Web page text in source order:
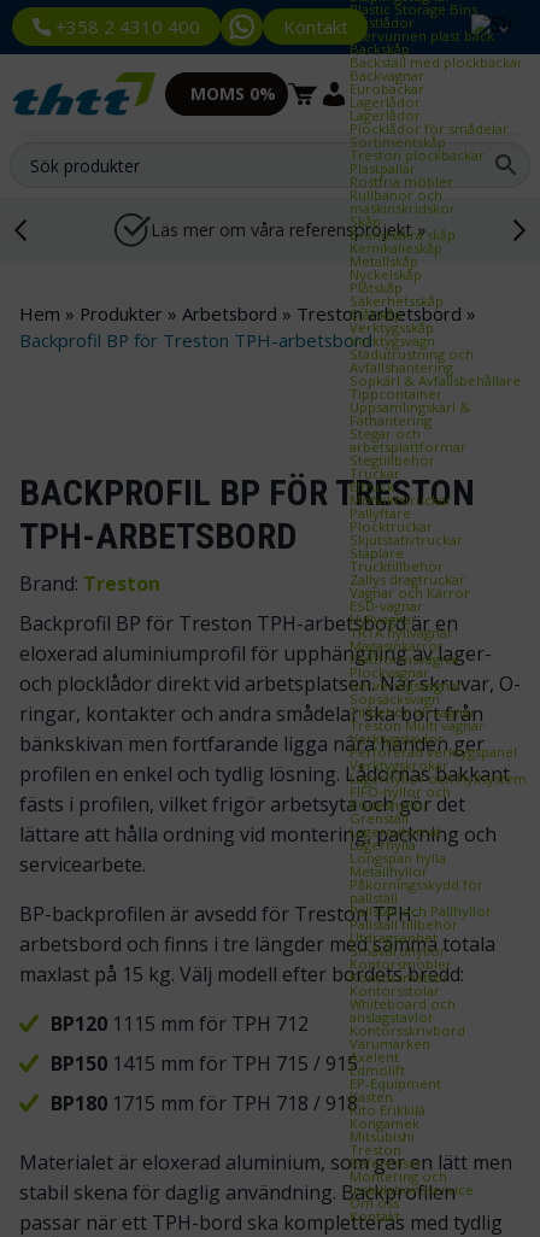
+358 2 4310 400 Kontakt
Plastic Storage Bins
Plastlådor
Återvunnen plast back
Backskåp
Backställ med plockbackar
Backvagnar
Eurobackar
Lagerlådor
Lagerlådor
Plocklådor för smådelar
Sortimentskåp
Treston plockbackar
Plastpallar
Rostfria möbler
Rullbanor och
maskinskridskor
Skåp
Brandsäkra skåp
Kemikalieskåp
Metallskåp
Nyckelskåp
Plåtskåp
Säkerhetsskåp
Stålskåp
Verktygsskåp
Verktygsvagn
Städutrustning och
Avfallshantering
Sopkärl & Avfallsbehållare
Tippcontainer
Uppsamlingskärl &
Fathantering
Stegar och
arbetsplattformar
Stegtillbehör
Truckar
Eltruck
Motviktstruckar
Pallyftare
Plocktruckar
Skjutstativtruckar
Staplare
Trucktillbehör
Zallys dragtruckar
Vagnar och Kärror
ESD‑vagnar
Hyllvagnar
TRTA hyllvagnar
Magasinkärror
Plattformsvagnar
Plockvagnar
Serveringsvagnar
Sopsäcksvagn
Tillbehör till vagnar
Treston Multi vagnar
Verktygstavlor
Perforerad verktygspanel
Verktygskrokar
Lagerhyllor och Hyllsystem
FIFO‑hyllor och
flödeshyllor
Grenställ
Lagerautomat
Lagerhylla
Longspan hylla
Metallhyllor
Påkörningsskydd för
pallställ
Pallställ och Pallhyllor
Pallställ tillbehör
Utdragsenhet
Småvaruhyllor
Kontorsmöbler
Kontorsmattor
Kontorsstolar
Whiteboard och
anslagstavlor
Kontorsskrivbord
Varumärken
Axelent
Edmolift
EP-Equipment
Kasten
Kito Erikkilä
Kongamek
Mitsubishi
Treston
Referenser
Montering och
installationsservice
Om oss
Kontakt
MOMS 0%
Läs mer om våra referensprojekt »
Hem » Produkter » Arbetsbord » Treston arbetsbord »
Backprofil BP för Treston TPH-arbetsbord
BACKPROFIL BP FÖR TRESTON
TPH-ARBETSBORD
Brand: Treston
Backprofil BP för Treston TPH-arbetsbord är en
eloxerad aluminiumprofil för upphängning av lager-
och plocklådor direkt vid arbetsplatsen. När skruvar, O-
ringar, kontakter och andra smådelar ska bort från
bänkskivan men fortfarande ligga nära handen ger
profilen en enkel och tydlig lösning. Lådornas bakkant
fästs i profilen, vilket frigör arbetsyta och gör det
lättare att hålla ordning vid montering, packning och
servicearbete.
BP-backprofilen är avsedd för Treston TPH-
arbetsbord och finns i tre längder med samma totala
maxlast på 15 kg. Välj modell efter bordets bredd:
BP1201115 mm för TPH 712
BP1501415 mm för TPH 715 / 915
BP1801715 mm för TPH 718 / 918
Materialet är eloxerad aluminium, som ger en lätt men
stabil skena för daglig användning. Backprofilen
passar när ett TPH-bord ska kompletteras med tydlig